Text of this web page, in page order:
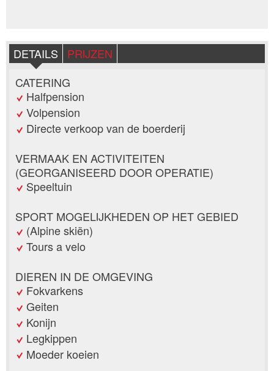
DETAILS
PRIJZEN
CATERING
Halfpension
Volpension
Directe verkoop van de boerderij
VERMAAK EN ACTIVITEITEN
(GEORGANISEERD DOOR OPERATIE)
Speeltuin
SPORT MOGELIJKHEDEN OP HET GEBIED
(Alpine skiën)
Tours a velo
DIEREN IN DE OMGEVING
Fokvarkens
Geiten
Konijn
Legkippen
Moeder koeien